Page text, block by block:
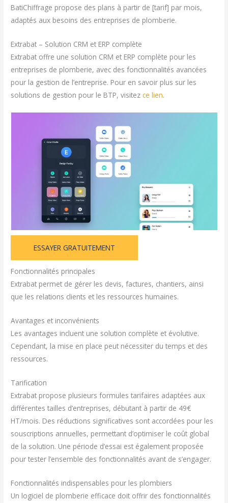
BatiChiffrage propose des plans à partir de [tarif] par mois,
adaptés aux besoins des entreprises de plomberie.
Extrabat – Solution CRM et ERP complète
Extrabat offre une solution CRM et ERP complète pour les
entreprises de plomberie, avec des fonctionnalités avancées
pour la gestion de l’entreprise. Pour en savoir plus sur les
solutions de gestion pour le BTP, visitezce lien.
ESSAYER GRATUITEMENT
Fonctionnalités principales
Extrabat permet de gérer les devis, factures, chantiers, ainsi
que les relations clients et les ressources humaines.
Avantages et inconvénients
Les avantages incluent une solution complète et évolutive.
Cependant, la mise en place peut nécessiter du temps et des
ressources.
Tarification
Extrabat propose plusieurs formules tarifaires adaptées aux
différentes tailles d’entreprises, débutant à partir de 49€
HT/mois. Des réductions significatives sont accordées pour les
souscriptions annuelles, permettant d’optimiser le coût global
de la solution. Une période d’essai est également proposée
pour tester l’ensemble des fonctionnalités avant de s’engager.
Fonctionnalités indispensables pour les plombiers
Un logiciel de plomberie efficace doit offrir des fonctionnalités